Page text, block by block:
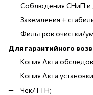
Соблюдения СНиП
Заземления +
Фильтров очистки/
Для гарантийного
Копия Акта
Копия Акта
Чек/ТТН;